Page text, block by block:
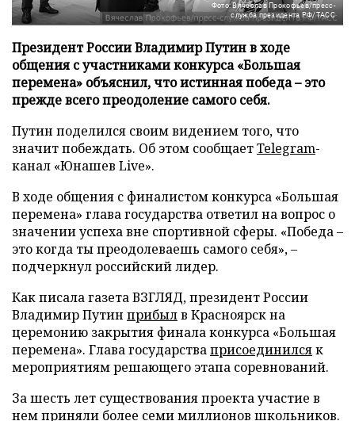
Фото: Вячеслав Прокофьев/пресс-
служба президента РФ/ТАСС
Президент России Владимир Путин в ходе
общения с участниками конкурса «Большая
перемена» объяснил, что истинная победа – это
прежде всего преодоление самого себя.
Путин поделился своим видением того, что
значит побеждать. Об этом сообщаетTelegram-
канал «Юнашев Live».
В ходе общения с финалистом конкурса «Большая
перемена» глава государства ответил на вопрос о
значении успеха вне спортивной сферы. «Победа –
это когда ты преодолеваешь самого себя», –
подчеркнул российский лидер.
Как писала газета ВЗГЛЯД, президент России
Владимир Путин прибылв Красноярск на
церемонию закрытия финала конкурса «Большая
перемена». Глава государстваприсоединилсяк
мероприятиям решающего этапа соревнований.
За шесть лет существования проекта участие в
немприняли более семи миллионов школьников.